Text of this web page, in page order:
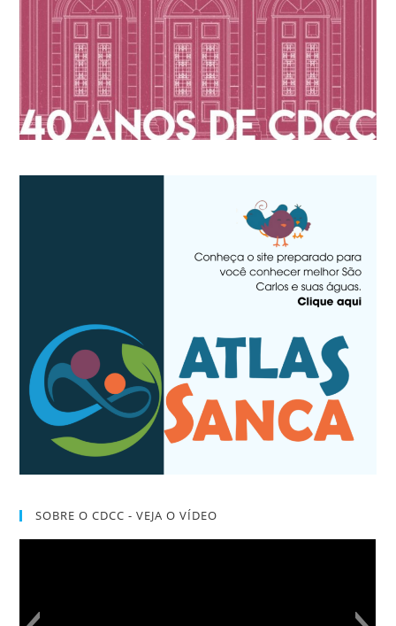
SOBRE O CDCC - VEJA O VÍDEO